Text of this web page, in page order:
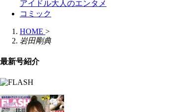
アイドル大人のエンタメ
コミック
HOME >
岩田剛典
最新号紹介